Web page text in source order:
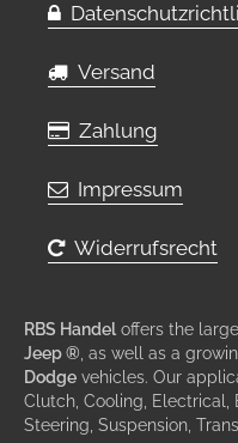
Versand
Zahlung
Impressum
Widerrufsrecht
RBS Handel offers the
Jeep ® , as well as a
Dodge vehicles. Our
Clutch, Cooling, Electrical,
Steering, Suspension,